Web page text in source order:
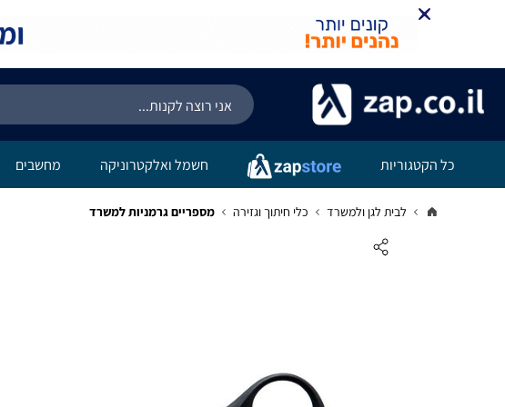
כל הקטגוריות חשמל ואלקטרוניקה מחשבים
לבית לגן ולמשרד כלי חיתוך וגזירה מספריים גרמניות למשרד